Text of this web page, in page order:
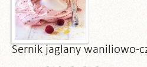
Sernik jaglany waniliowo-